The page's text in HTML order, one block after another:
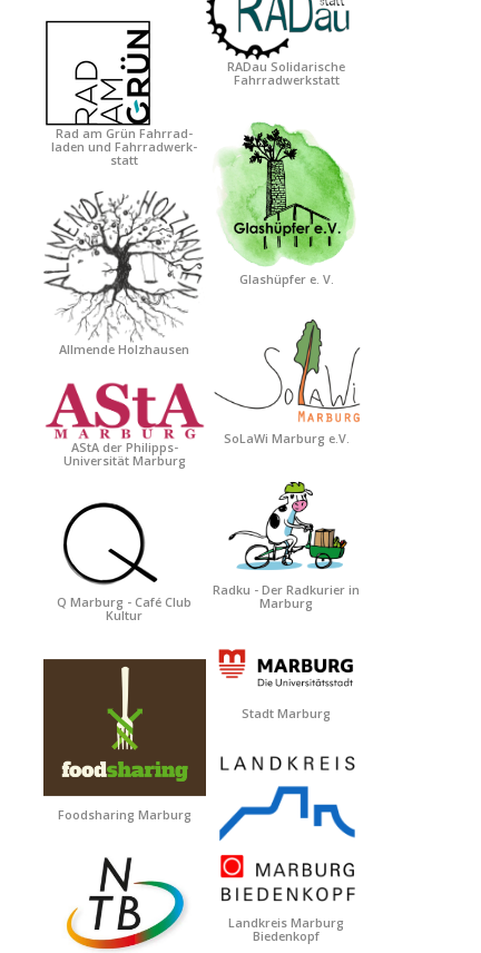
Rad am Grün Fahrrad-
laden und Fahrradwerk-
statt
Allmende Holzhausen
AStA der Philipps-
Universität Marburg
Q Marburg - Café Club
Kultur
Foodsharing Marburg
RADau Solidarische
Fahrradwerkstatt
Glashüpfer e. V.
SoLaWi Marburg e.V.
Radku - Der Radkurier in
Marburg
Stadt Marburg
Landkreis Marburg
Biedenkopf